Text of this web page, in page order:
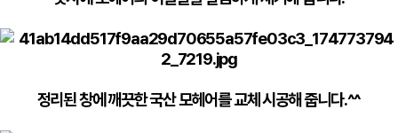
정리된 창에 깨끗한 국산 모헤어를 교체 시공해 줍니다.^^